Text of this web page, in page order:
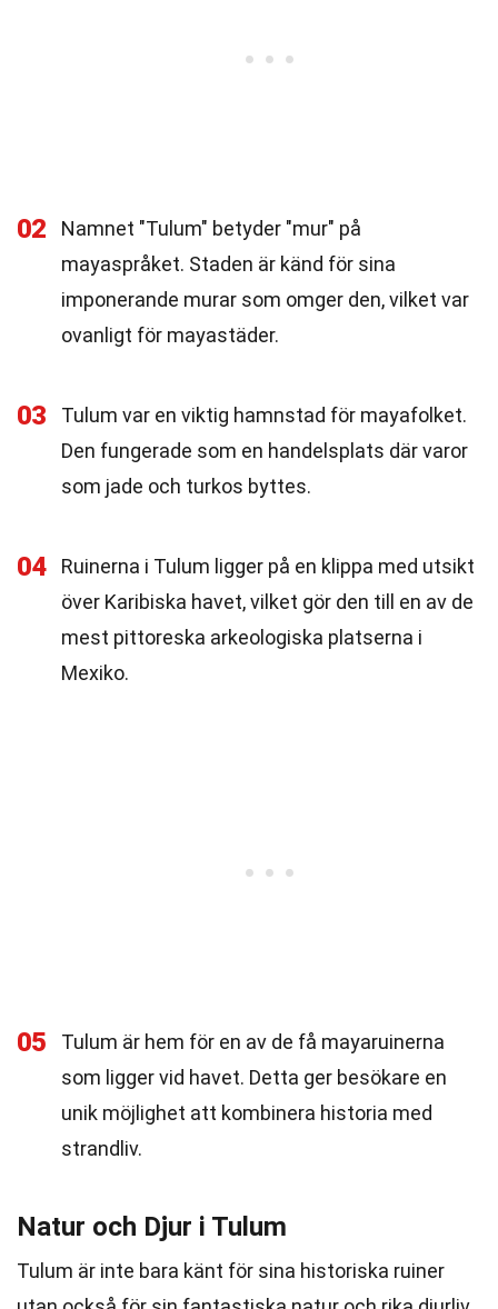
02
Namnet "Tulum" betyder "mur" på
mayaspråket. Staden är känd för sina
imponerande murar som omger den, vilket var
ovanligt för mayastäder.
03
Tulum var en viktig hamnstad för mayafolket.
Den fungerade som en handelsplats där varor
som jade och turkos byttes.
04
Ruinerna i Tulum ligger på en klippa med utsikt
över Karibiska havet, vilket gör den till en av de
mest pittoreska arkeologiska platserna i
Mexiko.
05
Tulum är hem för en av de få mayaruinerna
som ligger vid havet. Detta ger besökare en
unik möjlighet att kombinera historia med
strandliv.
Natur och Djur i Tulum
Tulum är inte bara känt för sina historiska ruiner